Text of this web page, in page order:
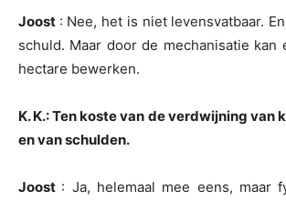
Joost : Nee, het is niet levensvatbaar.
schuld. Maar door de mechanisatie kan
hectare bewerken.
K. K.: Ten koste van de verdwijning van
en van schulden.
Joost : Ja, helemaal mee eens, maar